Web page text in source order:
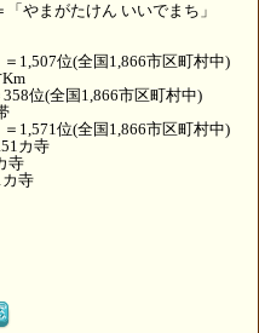
やまがたけん いいでまち」
1,507位(全国1,866市区町村中)
位(全国1,866市区町村中)
1,571位(全国1,866市区町村中)
カ寺
寺
カ寺